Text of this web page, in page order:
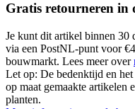
Gratis retourneren in
Je kunt dit artikel binnen 30
via een PostNL-punt voor
bouwmarkt. Lees meer over
Let op: De bedenktijd en
op maat gemaakte artikelen
planten.